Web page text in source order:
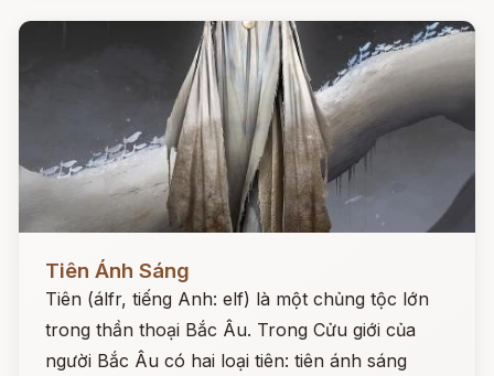
Tiên Ánh Sáng
Tiên (álfr, tiếng Anh: elf) là một chủng tộc lớn
trong thần thoại Bắc Âu. Trong Cửu giới của
người Bắc Âu có hai loại tiên: tiên ánh sáng